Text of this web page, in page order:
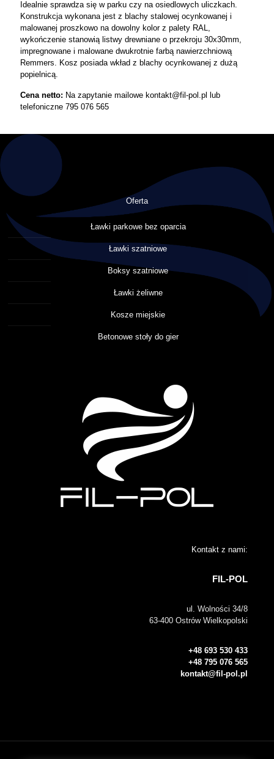
Idealnie sprawdza się w parku czy na osiedlowych uliczkach.
Konstrukcja wykonana jest z blachy stalowej ocynkowanej i
malowanej proszkowo na dowolny kolor z palety RAL,
wykończenie stanowią listwy drewniane o przekroju 30x30mm,
impregnowane i malowane dwukrotnie farbą nawierzchniową
Remmers. Kosz posiada wkład z blachy ocynkowanej z dużą
popielnicą.
Cena netto: Na zapytanie mailowe kontakt@fil-pol.pl lub
telefoniczne 795 076 565
Oferta
Ławki parkowe bez oparcia
Ławki szatniowe
Boksy szatniowe
Ławki żeliwne
Kosze miejskie
Betonowe stoły do gier
Kontakt z nami:
FIL-POL
ul. Wolności 34/8
63-400 Ostrów Wielkopolski
+48 693 530 433
+48 795 076 565
kontakt@fil-pol.pl